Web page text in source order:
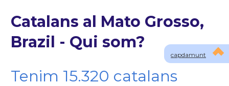
capdamunt
Catalans al Mato Grosso,
Brazil - Qui som?
Tenim 15.320 catalans